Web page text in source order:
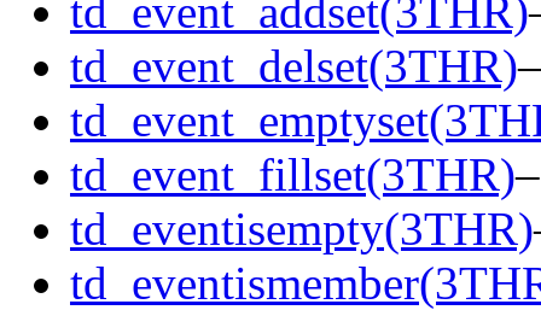
td_event_addset(3THR)
td_event_delset(3THR)
td_event_fillset(3THR)
td_eventisempty(3THR)